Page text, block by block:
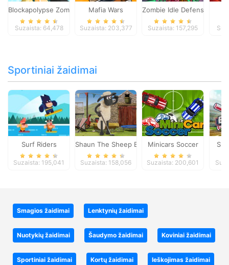
Blockapolypse Zombie Shooter
Suzaista: 64,478
Mafia Wars
Suzaista: 203,377
Zombie Idle Defense
Suzaista: 157,295
Sportiniai žaidimai
Surf Riders
Suzaista: 195,041
Shaun The Sheep Baahmy Golf
Suzaista: 158,056
Minicars Soccer
Suzaista: 200,601
Smagios žaidimai Lenktynių žaidimai
Nuotykių žaidimai Šaudymo žaidimai Koviniai žaidimai
Sportiniai žaidimai Kortų žaidimai Ieškojimas žaidimai